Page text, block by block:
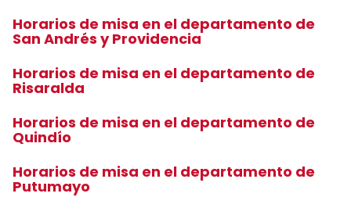
Horarios de misa en el departamento de
San Andrés y Providencia
Horarios de misa en el departamento de
Risaralda
Horarios de misa en el departamento de
Quindío
Horarios de misa en el departamento de
Putumayo